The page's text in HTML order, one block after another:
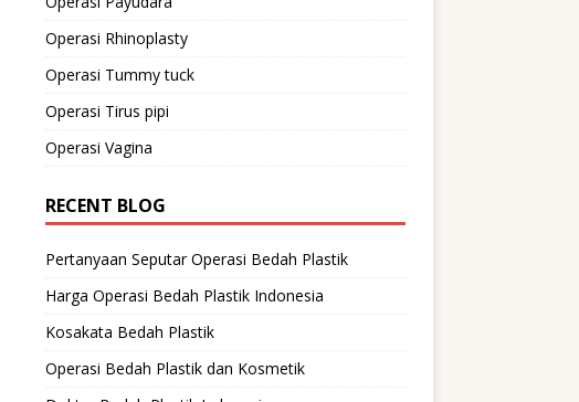
Operasi Rhinoplasty
Operasi Tummy tuck
Operasi Tirus pipi
Operasi Vagina
RECENT BLOG
Pertanyaan Seputar Operasi Bedah Plastik
Harga Operasi Bedah Plastik Indonesia
Kosakata Bedah Plastik
Operasi Bedah Plastik dan Kosmetik